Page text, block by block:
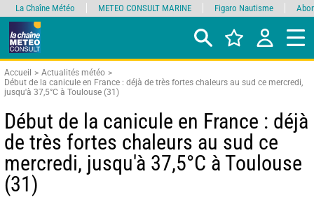
Accueil
Actualités météo
Début de la canicule en France : déjà de très fortes chaleurs au sud ce mercredi,
jusqu'à 37,5°C à Toulouse (31)
Début de la canicule en France : déjà
de très fortes chaleurs au sud ce
mercredi, jusqu'à 37,5°C à Toulouse
(31)
La Chaîne Météo METEO CONSULT MARINE Figaro Nautisme